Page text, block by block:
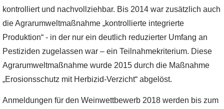
kontrolliert und nachvollziehbar. Bis 2014 war zusätzlich auch
die Agrarumweltmaßnahme „kontrollierte integrierte
Produktion“ - in der nur ein deutlich reduzierter Umfang an
Pestiziden zugelassen war – ein Teilnahmekriterium. Diese
Agrarumweltmaßnahme wurde 2015 durch die Maßnahme
„Erosionsschutz mit Herbizid-Verzicht“ abgelöst.
Anmeldungen für den Weinwettbewerb 2018 werden bis zum